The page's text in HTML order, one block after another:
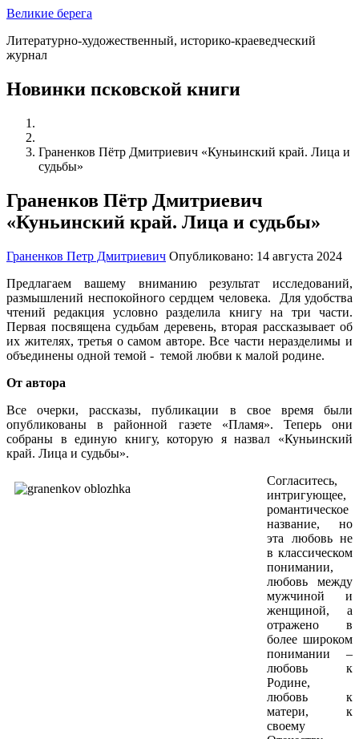
Великие берега
Литературно-художественный, историко-краеведческий
журнал
Новинки псковской книги
Граненков Пётр Дмитриевич «Куньинский край. Лица и
судьбы»
Граненков Пётр Дмитриевич
«Куньинский край. Лица и судьбы»
Граненков Петр Дмитриевич Опубликовано: 14 августа 2024
Предлагаем вашему вниманию результат исследований,
размышлений неспокойного сердцем человека. Для удобства
чтений редакция условно разделила книгу на три части.
Первая посвящена судьбам деревень, вторая рассказывает об
их жителях, третья о самом авторе. Все части неразделимы и
объединены одной темой - темой любви к малой родине.
От автора
Все очерки, рассказы, публикации в свое время были
опубликованы в районной газете «Пламя». Теперь они
собраны в единую книгу, которую я назвал «Куньинский
край. Лица и судьбы».
Согласитесь,
интригующее,
романтическое
название, но
эта любовь не
в классическом
понимании,
любовь между
мужчиной и
женщиной, а
отражено в
более широком
понимании –
любовь к
Родине,
любовь к
матери, к
своему